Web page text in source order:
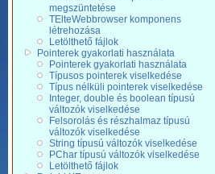
megszüntetése
TElteWebbrowser komponens
létrehozása
Letölthető fájlok
Pointerek gyakorlati használata
Pointerek gyakorlati használata
Típusos pointerek viselkedése
Típus nélküli pointerek viselkedése
Integer, double és boolean típusú
változók viselkedése
Felsorolás és részhalmaz típusú
változók viselkedése
String típusú változók viselkedése
PChar típusú változók viselkedése
Letölthető fájlok